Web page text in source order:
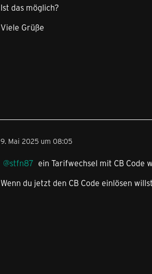
Ist das möglich?
Viele Grüße
9. Mai 2025 um 08:05
stfn87 ein Tarifwechsel mit CB Code
Wenn du jetzt den CB Code einlösen